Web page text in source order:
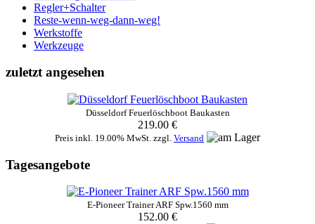
Regler+Schalter
Reste-wenn-weg-dann-weg!
Werkstoffe
Werkzeuge
zuletzt angesehen
Düsseldorf Feuerlöschboot Baukasten
219.00 €
Preis inkl. 19.00% MwSt. zzgl. Versand
Tagesangebote
E-Pioneer Trainer ARF Spw.1560 mm
152.00 €